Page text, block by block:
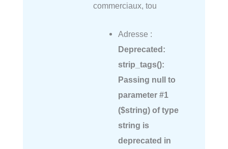
commerciaux, tou
Adresse :
Deprecated:
strip_tags():
Passing null to
parameter #1
($string) of type
string is
deprecated in